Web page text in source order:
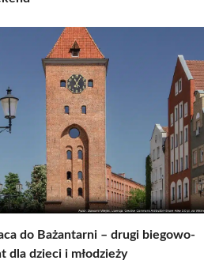
do Bażantarni – drugi biegowo-
dla dzieci i młodzieży